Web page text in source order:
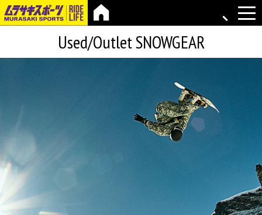
Used/Outlet SNOWGEAR